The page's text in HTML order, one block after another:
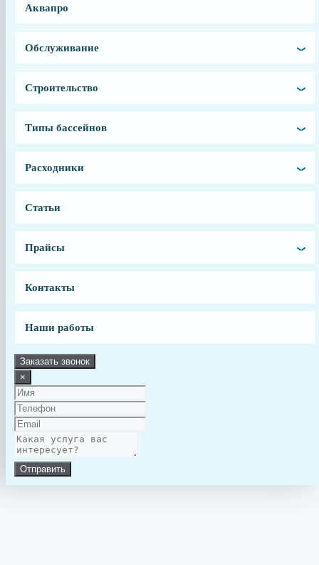
Аквапро
Обслуживание
Строительство
Типы бассейнов
Расходники
Статьи
Прайсы
Контакты
Наши работы
Заказать звонок
×
Отправить
Заказать
Лампа
Италия